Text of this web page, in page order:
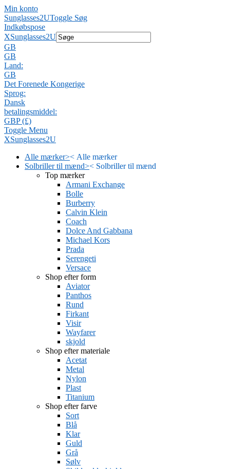
Min konto
Sunglasses2UToggle Søg
Indkøbspose
XSunglasses2U
GB
GB
Land:
GB
Det Forenede Kongerige
Sprog:
Dansk
betalingsmiddel:
GBP (£)
Toggle Menu
XSunglasses2U
Alle mærker>< Alle mærker
Solbriller til mænd>< Solbriller til mænd
Top mærker
Armani Exchange
Bolle
Burberry
Calvin Klein
Coach
Dolce And Gabbana
Michael Kors
Prada
Serengeti
Versace
Shop efter form
Aviator
Panthos
Rund
Firkant
Visir
Wayfarer
skjold
Shop efter materiale
Acetat
Metal
Nylon
Plast
Titanium
Shop efter farve
Sort
Blå
Klar
Guld
Grå
Sølv